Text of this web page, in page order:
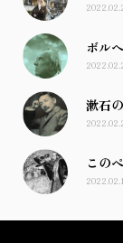
ボル
漱石
この